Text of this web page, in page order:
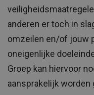
anderen er toch in
omzeilen en/of jouw
oneigenlijke
Groep kan hiervoor
aansprakelijk worden